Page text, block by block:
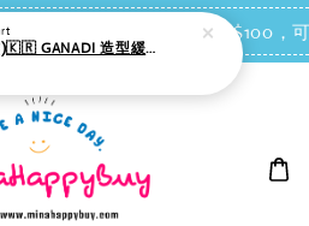
會員每消費NT$100，可